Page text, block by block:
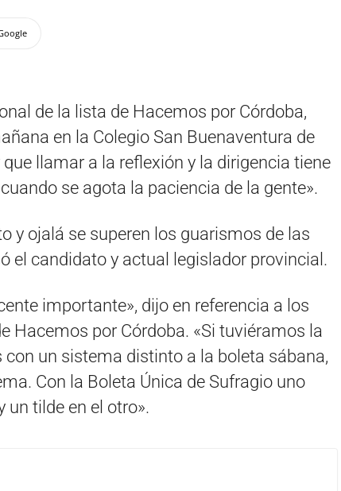
de la lista de Hacemos por Córdoba,
en la Colegio San Buenaventura de
llamar a la reflexión y la dirigencia tiene
se agota la paciencia de la gente».
y ojalá se superen los guarismos de las
el candidato y actual legislador provincial.
importante», dijo en referencia a los
Hacemos por Córdoba. «Si tuviéramos la
un sistema distinto a la boleta sábana,
Con la Boleta Única de Sufragio uno
un tilde en el otro».